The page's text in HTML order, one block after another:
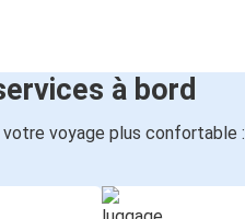
à bord
voyage plus confortable :